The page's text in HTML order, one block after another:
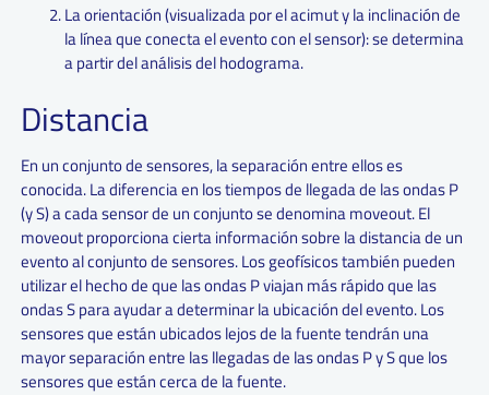
La orientación (visualizada por el acimut y la inclinación de
la línea que conecta el evento con el sensor): se determina
a partir del análisis del hodograma.
Distancia
En un conjunto de sensores, la separación entre ellos es
conocida. La diferencia en los tiempos de llegada de las ondas P
(y S) a cada sensor de un conjunto se denomina moveout. El
moveout proporciona cierta información sobre la distancia de un
evento al conjunto de sensores. Los geofísicos también pueden
utilizar el hecho de que las ondas P viajan más rápido que las
ondas S para ayudar a determinar la ubicación del evento. Los
sensores que están ubicados lejos de la fuente tendrán una
mayor separación entre las llegadas de las ondas P y S que los
sensores que están cerca de la fuente.